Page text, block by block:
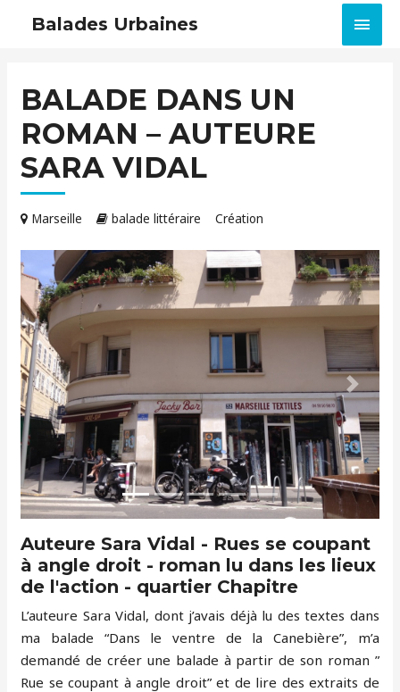
Balades Urbaines
BALADE DANS UN
ROMAN – AUTEURE
SARA VIDAL
Marseille balade littéraire Création
Précédent Suivant
Auteure Sara Vidal - Rues se coupant
à angle droit - roman lu dans les lieux
de l'action - quartier Chapitre
L’auteure Sara Vidal, dont j’avais déjà lu des textes dans
ma balade “Dans le ventre de la Canebière”, m’a
demandé de créer une balade à partir de son roman ”
Rue se coupant à angle droit” et de lire des extraits de